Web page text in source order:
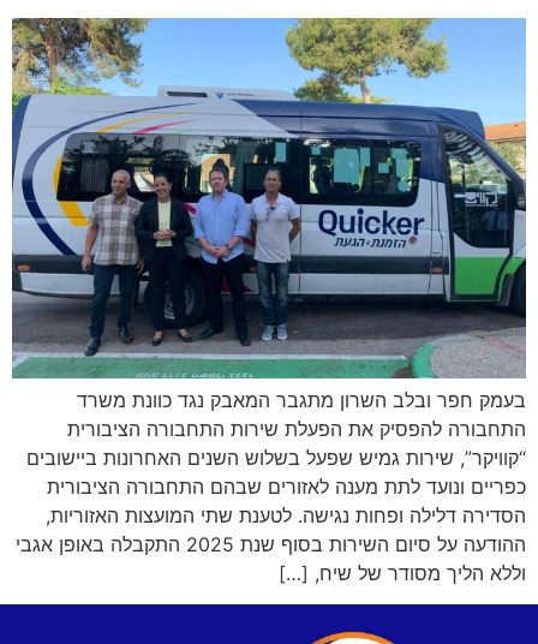
בעמק חפר ובלב השרון מתגבר המאבק נגד כוונת משרד
התחבורה להפסיק את הפעלת שירות התחבורה הציבורית
“קוויקר”, שירות גמיש שפעל בשלוש השנים האחרונות ביישובים
כפריים ונועד לתת מענה לאזורים שבהם התחבורה הציבורית
הסדירה דלילה ופחות נגישה. לטענת שתי המועצות האזוריות,
ההודעה על סיום השירות בסוף שנת 2025 התקבלה באופן אגבי
וללא הליך מסודר של שיח, […]